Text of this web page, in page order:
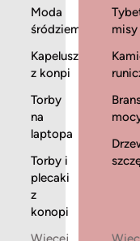
Moda
śródziemnomorska
Kapelusze
z konpi
Torby
na
laptopa
Torby i
plecaki
z
konopi
misy